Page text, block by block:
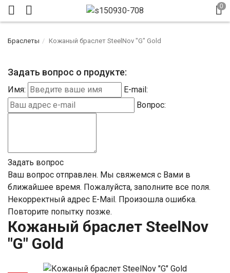
Браслеты Кожаный браслет SteelNov "G" Gold
Задать вопрос о продукте:
Имя:
E-mail:
Вопрос:
Задать вопрос
Ваш вопрос отправлен. Мы свяжемся с Вами в
ближайшее время. Пожалуйста, заполните все поля.
Некорректный адрес E-Mail. Произошла ошибка.
Повторите попытку позже.
Кожаный браслет SteelNov
"G" Gold